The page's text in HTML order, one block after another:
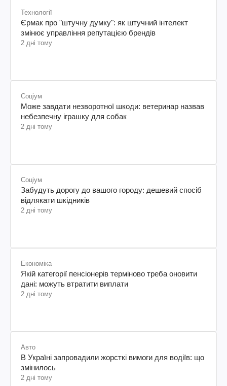
Технології
Єрмак про "штучну думку": як штучний інтелект
змінює управління репутацією брендів
2 дні тому
Соціум
Може завдати незворотної шкоди: ветеринар назвав
небезпечну іграшку для собак
2 дні тому
Соціум
Забудуть дорогу до вашого городу: дешевий спосіб
відлякати шкідників
2 дні тому
Економіка
Якій категорії пенсіонерів терміново треба оновити
дані: можуть втратити виплати
2 дні тому
Авто
В Україні запровадили жорсткі вимоги для водіїв: що
змінилось
2 дні тому